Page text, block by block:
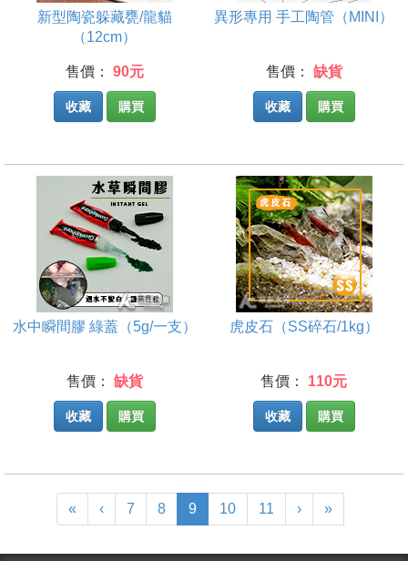
新型陶瓷躲藏甕/龍貓
（12cm）
售價： 90元
收藏 購買
異形專用 手工陶管（MINI）
售價： 缺貨
收藏 購買
水中瞬間膠 綠蓋（5g/一支）
售價： 缺貨
收藏 購買
虎皮石（SS碎石/1kg）
售價： 110元
收藏 購買
« ‹ 7 8 9 (current)
10 11 › »